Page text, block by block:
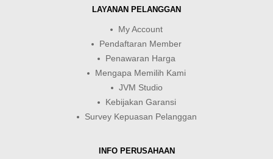
LAYANAN PELANGGAN
My Account
Pendaftaran Member
Penawaran Harga
Mengapa Memilih Kami
JVM Studio
Kebijakan Garansi
Survey Kepuasan Pelanggan
INFO PERUSAHAAN